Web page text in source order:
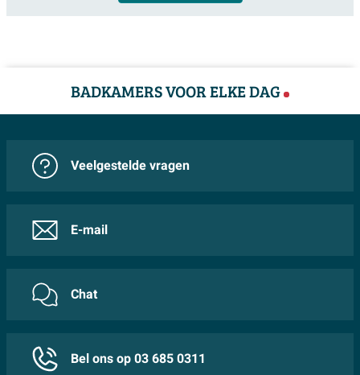
BADKAMERS VOOR ELKE DAG
Veelgestelde vragen
E-mail
Chat
Bel ons op 03 685 0311